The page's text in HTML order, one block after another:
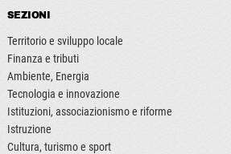
SEZIONI
Territorio e sviluppo locale
Finanza e tributi
Ambiente, Energia
Tecnologia e innovazione
Istituzioni, associazionismo e riforme
Istruzione
Cultura, turismo e sport